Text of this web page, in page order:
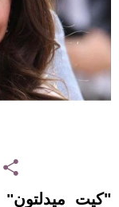
Share
"كيت ميدلتون"